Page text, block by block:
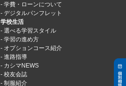
学費・ローンについて
デジタルパンフレット
学校生活
選べる学習スタイル
学習の進め方
オプションコース紹介
進路指導
カシマNEWS
校友会誌
制服紹介